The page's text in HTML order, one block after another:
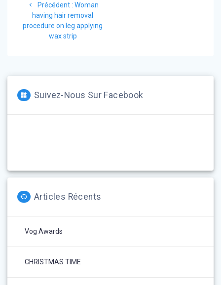
l’article
Précédent : Article
précédent
:
Woman
having hair removal
procedure on leg applying
wax strip
Suivez-Nous Sur Facebook
Articles Récents
Vog Awards
CHRISTMAS TIME